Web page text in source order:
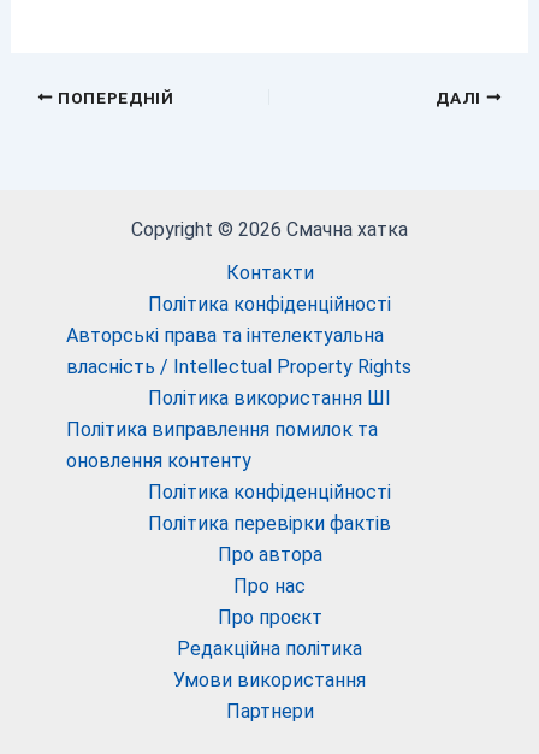
ПОПЕРЕДНІЙ ДАЛІ
Copyright © 2026 Смачна хатка
Контакти
Політика конфіденційності
Авторські права та інтелектуальна
власність / Intellectual Property Rights
Політика використання ШІ
Політика виправлення помилок та
оновлення контенту
Політика конфіденційності
Політика перевірки фактів
Про автора
Про нас
Про проєкт
Редакційна політика
Умови використання
Партнери